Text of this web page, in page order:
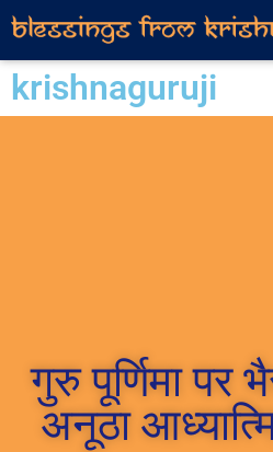
krishnaguruji
गुरु पूर्णिमा
अनूठा